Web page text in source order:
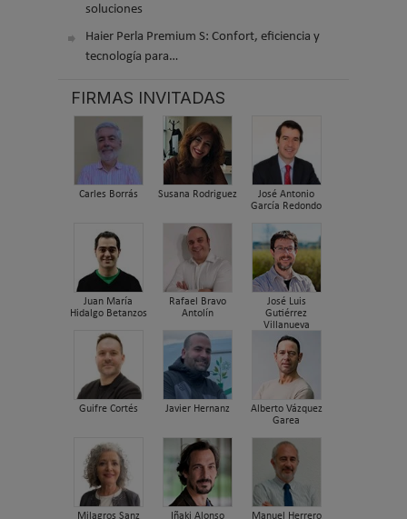
soluciones
Haier Perla Premium S: Confort, eficiencia y
tecnología para…
FIRMAS INVITADAS
Carles Borrás Susana Rodriguez
José Antonio
García Redondo
Juan María
Hidalgo Betanzos
Rafael Bravo
Antolín
José Luis
Gutiérrez
Villanueva
Guifre Cortés Javier Hernanz
Alberto Vázquez
Garea
Milagros Sanz Iñaki Alonso Manuel Herrero